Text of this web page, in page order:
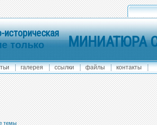
историческая
только МИНИАТЮРА
галерея ссылки файлы контакты
темы